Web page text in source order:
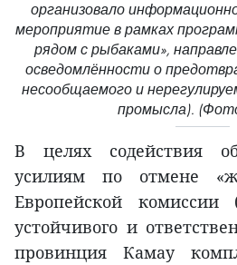
организовало
мероприятие в рамках
рядом с рыбаками»,
осведомлённости о
несообщаемого и
промысла).
В целях содействия
усилиям по отмене
Европейской
устойчивого и
провинция Камау